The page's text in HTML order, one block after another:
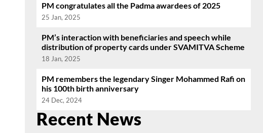
PM congratulates all the Padma awardees of 2025
25 Jan, 2025
PM’s interaction with beneficiaries and speech while
distribution of property cards under SVAMITVA Scheme
18 Jan, 2025
PM remembers the legendary Singer Mohammed Rafi on
his 100th birth anniversary
24 Dec, 2024
Recent News